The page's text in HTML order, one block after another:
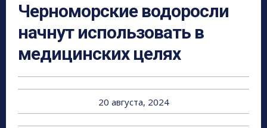
Черноморские водоросли
начнут использовать в
медицинских целях
20 августа, 2024